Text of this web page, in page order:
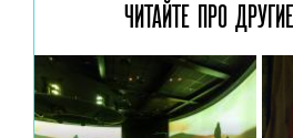
ЧИТАЙТЕ ПРО ДРУГИЕ